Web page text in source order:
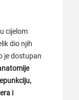
cijelom
dio njih
je dostupan
i